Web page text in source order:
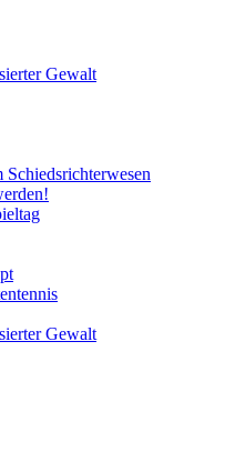
Gewalt
Gewalt